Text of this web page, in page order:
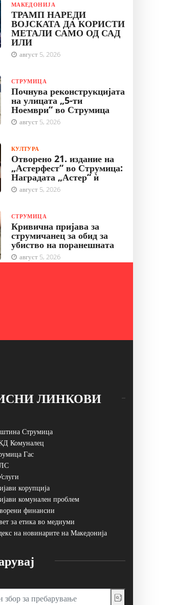
МАКЕДОНИЈА
ТРАМП НАРЕДИ
ВОЈСКАТА ДА КОРИСТИ
МЕТАЛИ САМО ОД САД
ИЛИ
август 5, 2026
СТРУМИЦА
Почнува реконструкцијата
на улицата „5-ти
Ноември“ во Струмица
август 5, 2026
КУЛТУРА
Отворено 21. издание на
„Астерфест“ во Струмица:
Наградата „Астер“ ѝ
август 5, 2026
СТРУМИЦА
Кривична пријава за
струмичанец за обид за
убиство на поранешната
август 5, 2026
ЛИНКОВИ
Струмица
Комуналец
Гас
корупција
комунален проблем
финансии
за етика во медиуми
на новинарите на Македонија